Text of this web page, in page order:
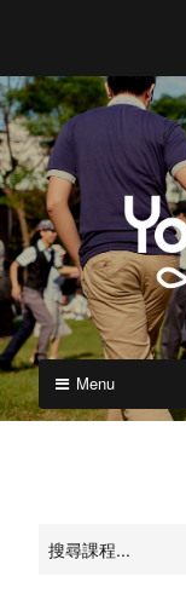
content
Y
o
S
YOURSWING
的
搖
Menu
尋：